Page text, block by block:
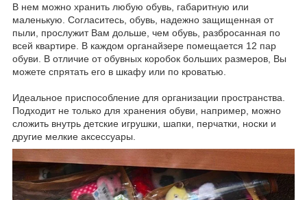
В нем можно хранить любую обувь, габаритную или
маленькую. Согласитесь, обувь, надежно защищенная от
пыли, прослужит Вам дольше, чем обувь, разбросанная по
всей квартире. В каждом органайзере помещается 12 пар
обуви. В отличие от обувных коробок больших размеров, Вы
можете спрятать его в шкафу или по кроватью.
Идеальное приспособление для организации пространства.
Подходит не только для хранения обуви, например, можно
сложить внутрь детские игрушки, шапки, перчатки, носки и
другие мелкие аксессуары.